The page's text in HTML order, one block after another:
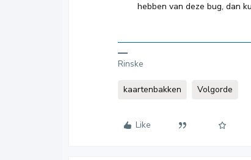
hebben van deze bug, dan
Rinske
kaartenbakken Volgorde
Like